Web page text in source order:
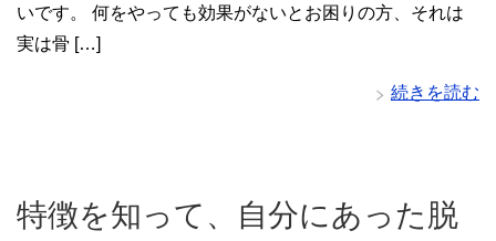
いです。 何をやっても効果がないとお困りの方、それは
実は骨 […]
続きを読む
特徴を知って、自分にあった脱